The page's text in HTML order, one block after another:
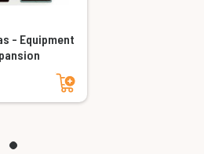
- Equipment
Ajouter au panier